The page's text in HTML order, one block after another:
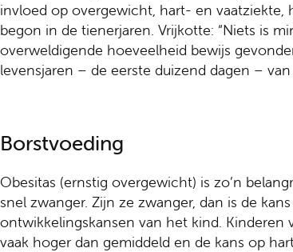
invloed op overgewicht, hart- en vaatziekte,
begon in de tienerjaren. Vrijkotte: “Niets is
overweldigende hoeveelheid bewijs
levensjaren – de eerste duizend dagen –
Borstvoeding
Obesitas (ernstig overgewicht) is zo’n
snel zwanger. Zijn ze zwanger, dan is de
ontwikkelingskansen van het kind. Kinderen
vaak hoger dan gemiddeld en de kans op